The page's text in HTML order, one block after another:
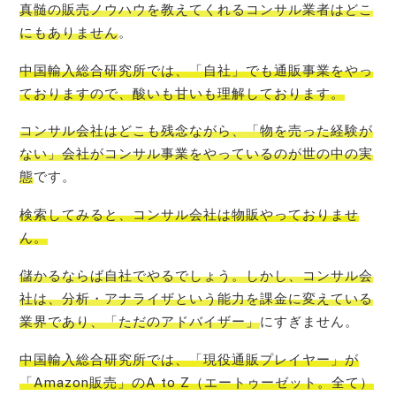
真髄の販売ノウハウを教えてくれるコンサル業者はどこ
にもありません。
中国輸入総合研究所では、「自社」でも通販事業をやっ
ておりますので、酸いも甘いも理解しております。
コンサル会社はどこも残念ながら、「物を売った経験が
ない」会社がコンサル事業をやっているのが世の中の実
態です。
検索してみると、コンサル会社は物販やっておりませ
ん。
儲かるならば自社でやるでしょう。しかし、コンサル会
社は、分析・アナライザという能力を課金に変えている
業界であり、「ただのアドバイザー」にすぎません。
中国輸入総合研究所では、「現役通販プレイヤー」が
「Amazon販売」のA to Z（エートゥーゼット。全て）